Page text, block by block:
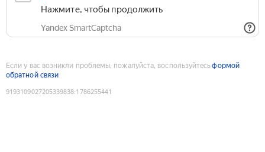
Нажмите, чтобы продолжить
Yandex SmartCaptcha
Если у вас возникли проблемы, пожалуйста, воспользуйтесьформой
обратной связи
9193109027205339838:1786255441